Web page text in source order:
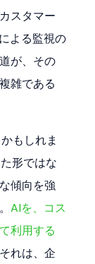
スタマー
よる監視の
が、その
雑である
もしれま
形ではな
傾向を強
AIを、コス
利用する
れは、企